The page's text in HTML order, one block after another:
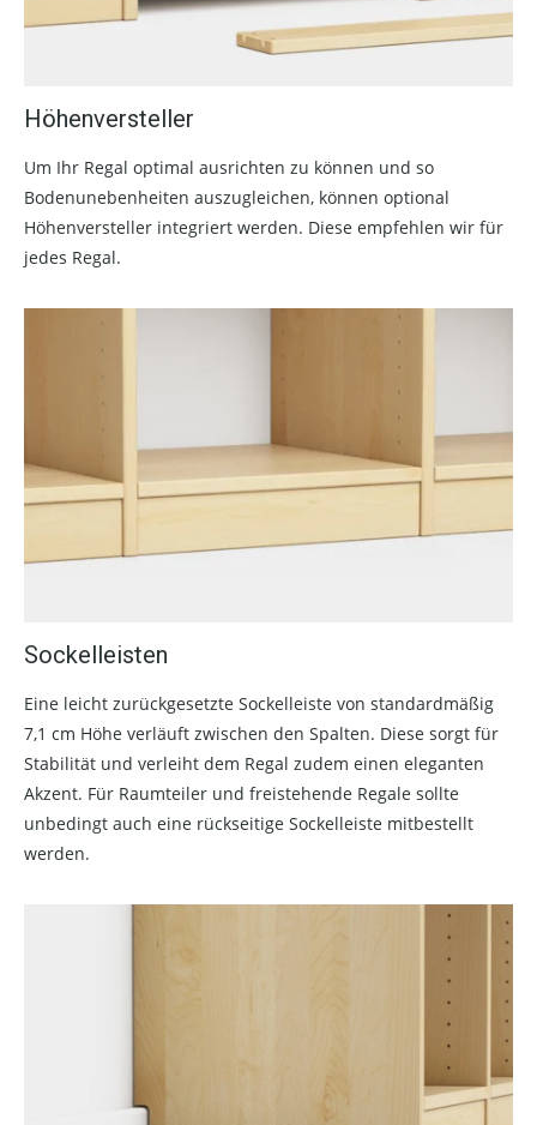
Höhenversteller
Um Ihr Regal optimal ausrichten zu können und so
Bodenunebenheiten auszugleichen, können optional
Höhenversteller integriert werden. Diese empfehlen wir für
jedes Regal.
Sockelleisten
Eine leicht zurückgesetzte Sockelleiste von standardmäßig
7,1 cm Höhe verläuft zwischen den Spalten. Diese sorgt für
Stabilität und verleiht dem Regal zudem einen eleganten
Akzent. Für Raumteiler und freistehende Regale sollte
unbedingt auch eine rückseitige Sockelleiste mitbestellt
werden.